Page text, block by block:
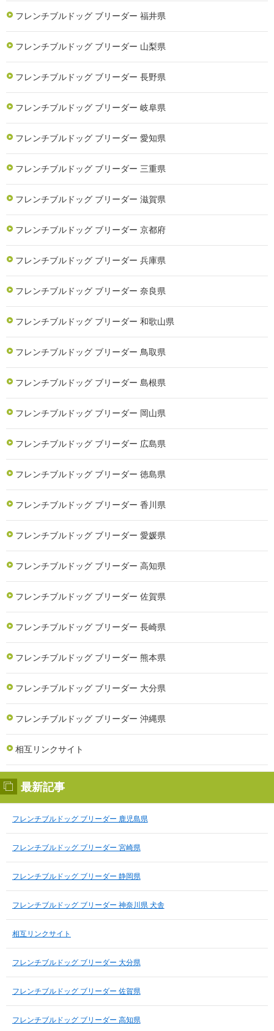
フレンチブルドッグ ブリーダー 福井県
フレンチブルドッグ ブリーダー 山梨県
フレンチブルドッグ ブリーダー 長野県
フレンチブルドッグ ブリーダー 岐阜県
フレンチブルドッグ ブリーダー 愛知県
フレンチブルドッグ ブリーダー 三重県
フレンチブルドッグ ブリーダー 滋賀県
フレンチブルドッグ ブリーダー 京都府
フレンチブルドッグ ブリーダー 兵庫県
フレンチブルドッグ ブリーダー 奈良県
フレンチブルドッグ ブリーダー 和歌山県
フレンチブルドッグ ブリーダー 鳥取県
フレンチブルドッグ ブリーダー 島根県
フレンチブルドッグ ブリーダー 岡山県
フレンチブルドッグ ブリーダー 広島県
フレンチブルドッグ ブリーダー 徳島県
フレンチブルドッグ ブリーダー 香川県
フレンチブルドッグ ブリーダー 愛媛県
フレンチブルドッグ ブリーダー 高知県
フレンチブルドッグ ブリーダー 佐賀県
フレンチブルドッグ ブリーダー 長崎県
フレンチブルドッグ ブリーダー 熊本県
フレンチブルドッグ ブリーダー 大分県
フレンチブルドッグ ブリーダー 沖縄県
相互リンクサイト
最新記事
フレンチブルドッグ ブリーダー 鹿児島県
フレンチブルドッグ ブリーダー 宮崎県
フレンチブルドッグ ブリーダー 静岡県
フレンチブルドッグ ブリーダー 神奈川県 犬舎
相互リンクサイト
フレンチブルドッグ ブリーダー 大分県
フレンチブルドッグ ブリーダー 佐賀県
フレンチブルドッグ ブリーダー 高知県